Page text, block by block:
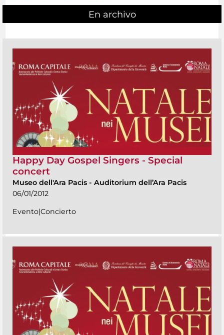
En archivo
Happy Day Gospel Singers - Special
concert
Museo dell'Ara Pacis - Auditorium dell’Ara Pacis
06/01/2012
Evento|Concierto